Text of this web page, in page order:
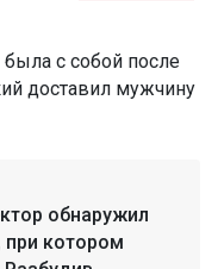
с собой после
доставил мужчину
обнаружил
котором